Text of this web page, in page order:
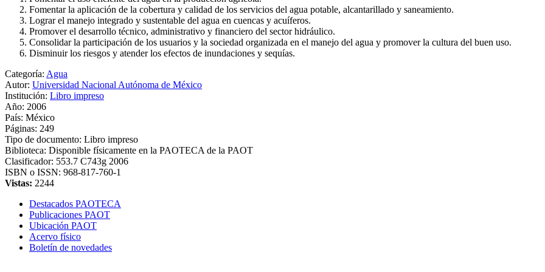
Fomentar la aplicación de la cobertura y calidad de los servicios del agua potable, alcantarillado y saneamiento.
Lograr el manejo integrado y sustentable del agua en cuencas y acuíferos.
Promover el desarrollo técnico, administrativo y financiero del sector hidráulico.
Consolidar la participación de los usuarios y la sociedad organizada en el manejo del agua y promover la cultura del buen uso.
Disminuir los riesgos y atender los efectos de inundaciones y sequías.
Categoría: Agua
Autor: Universidad Nacional Autónoma de México
Institución: Libro impreso
Año: 2006
País: México
Páginas: 249
Tipo de documento: Libro impreso
Biblioteca: Disponible físicamente en la PAOTECA de la PAOT
Clasificador: 553.7 C743g 2006
ISBN o ISSN: 968-817-760-1
Vistas: 2244
Destacados PAOTECA
Publicaciones PAOT
Ubicación PAOT
Acervo físico
Boletín de novedades